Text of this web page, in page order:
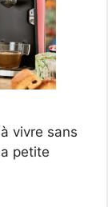
vivre sans
petite